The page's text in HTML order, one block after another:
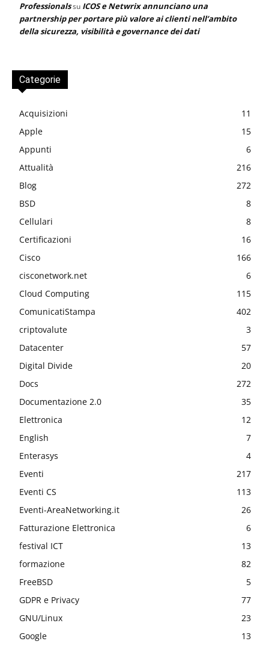
Professionalssu ICOS e Netwrix annunciano una
partnership per portare più valore ai clienti nell’ambito
della sicurezza, visibilità e governance dei dati
Categorie
Acquisizioni
11
Apple
15
Appunti
6
Attualità
216
Blog
272
BSD
8
Cellulari
8
Certificazioni
16
Cisco
166
cisconetwork.net
6
Cloud Computing
115
ComunicatiStampa
402
criptovalute
3
Datacenter
57
Digital Divide
20
Docs
272
Documentazione 2.0
35
Elettronica
12
English
7
Enterasys
4
Eventi
217
Eventi CS
113
Eventi-AreaNetworking.it
26
Fatturazione Elettronica
6
festival ICT
13
formazione
82
FreeBSD
5
GDPR e Privacy
77
GNU/Linux
23
Google
13